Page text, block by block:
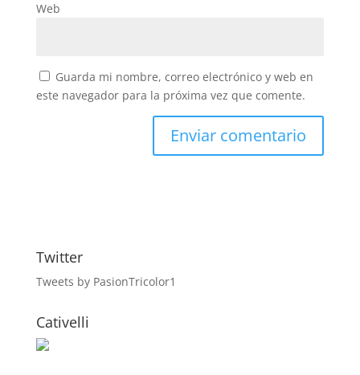
Web
Guarda mi nombre, correo electrónico y web en
este navegador para la próxima vez que comente.
Twitter
Tweets by PasionTricolor1
Cativelli